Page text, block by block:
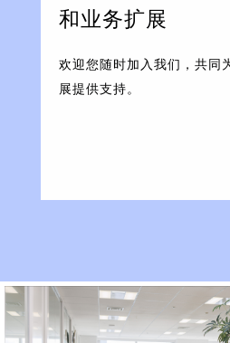
和业务扩展
欢迎您随时加入我们，共同
展提供支持。